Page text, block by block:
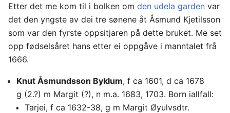
Etter det me kom til i bolken om den udela garden var
det den yngste av dei tre sønene åt Åsmund Kjetilsson
som var den fyrste oppsitjaren på dette bruket. Me set
opp fødselsåret hans etter ei oppgåve i manntalet frå
1666.
Knut Åsmundsson Byklum, f ca 1601, d ca 1678
g (2.?) m Margit (?), n m.a. 1683, 1703. Born iallfall:
Tarjei, f ca 1632-38, g m Margit Øyulvsdtr.